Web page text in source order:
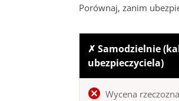
Porównaj, zanim
✗ Samodzielnie
ubezpieczyciela)
Wycena